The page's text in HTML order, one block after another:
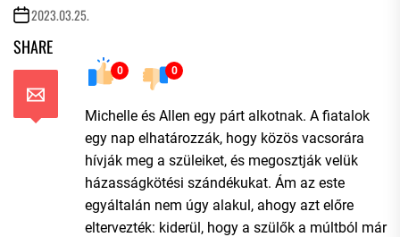
2023.03.25.
SHARE
0 0
Michelle és Allen egy párt alkotnak. A fiatalok
egy nap elhatározzák, hogy közös vacsorára
hívják meg a szüleiket, és megosztják velük
házasságkötési szándékukat. Ám az este
egyáltalán nem úgy alakul, ahogy azt előre
eltervezték: kiderül, hogy a szülők a múltból már